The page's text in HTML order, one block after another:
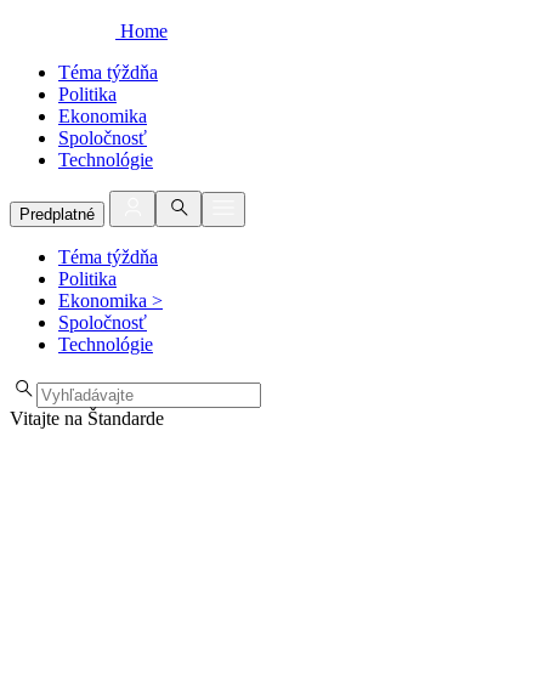
Home
Téma týždňa
Politika
Ekonomika
Spoločnosť
Technológie
Predplatné
Téma týždňa
Politika
Ekonomika >
Spoločnosť
Technológie
Vitajte na Štandarde